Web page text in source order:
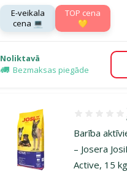
E-veikala
cena 💻
TOP cena
💛
Noliktavā
Bezmaksas piegāde
Barība
– Josera
Active, 15